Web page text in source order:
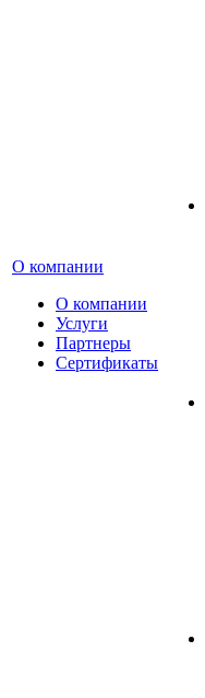
О компании
О компании
Услуги
Партнеры
Сертификаты